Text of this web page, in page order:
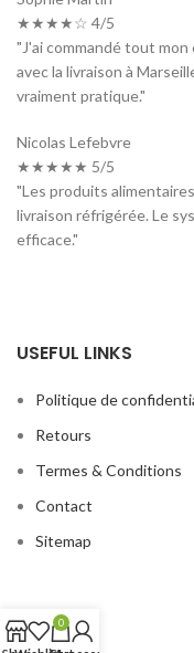
★★★★☆ 4/5
"J'ai commandé tout
avec la livraison à
vraiment pratique."
Nicolas Lefebvre
★★★★★ 5/5
"Les produits
livraison réfrigérée. Le
efficace."
USEFUL LINKS
Politique de
Retours
Termes & Conditions
Contact
Sitemap
0